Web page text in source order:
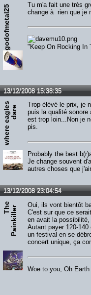
godofmetal25 Tu m'a fait une très
change à rien que je
"Keep On Rocking In
13/12/2008 15:38:35
w
h
e
r
e
e
a
g
le
s
d
a
re
Trop élévé le prix, je
puis la qualité sonore
est trop loin...Non je
pis.
Probably the best
Je change souvent
autres choses que
13/12/2008 23:04:54
Th
e
P
a
i
n
k
i
l
l
er
Oui, ils vont bientôt
C'est sur que ce
en avait la possibilité,
Autant payer 120-
un festival en se
concert unique, ça
Woe to you, Oh